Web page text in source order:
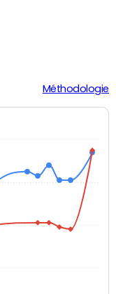
Méthodologie